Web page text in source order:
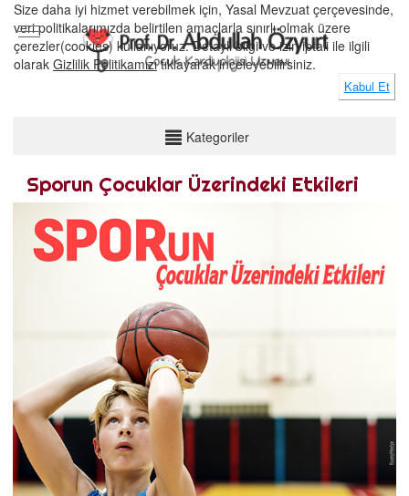
Çocuklar Meyve Sebzeyi Nasıl Tüketmeli?
Kırmızı Et Dost mu? Düşman mı?
Beta Boğaz Enfeksiyonu
Çocuklarda Kalp Romatizması Neden Olur?
Çocuklarda Eklem ve Bacak Ağrıları Neden Olur?
Çocuklarda Göğüs Ağrısı Ne Zaman Önemlidir?
Çocuklarda Göğüs Ağrısı Neden Olur?
Çocuklarda Çarpıntı Ne Zaman Önemlidir?
Çocuklarda Çarpıntı Neden Olur?
Çocuklarda Korona Virüs İçin Riskli Kalp Hastalıkları
Hangileridir?
Kategoriler
Sporun Çocuklar Üzerindeki Etkileri
Size daha iyi hizmet verebilmek için, Yasal Mevzuat çerçevesinde,
veri politikalarımızda belirtilen amaçlarla sınırlı olmak üzere
çerezler(cookies) kullanıyoruz. Detaylı bilgi ve izin iptali ile ilgili
olarak Gizlilik Politikamızıtıklayarak inceleyebilirsiniz.
Kabul Et